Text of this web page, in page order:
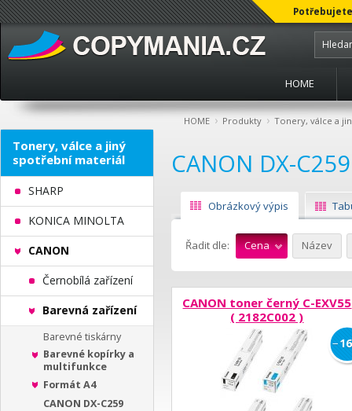
HOME
HOME › Produkty › Tonery, válce a
CANON DX-C259
Obrázkový výpis
Řadit dle: Cena Název
CANON toner černý C-EXV55
( 2182C002 )
−16
Tonery, válce a jiný
spotřební materiál
SHARP
KONICA MINOLTA
CANON
Černobílá zařízení
Barevná zařízení
Barevné tiskárny
Barevné kopírky a
multifunkce
Formát A4
CANON DX-C259